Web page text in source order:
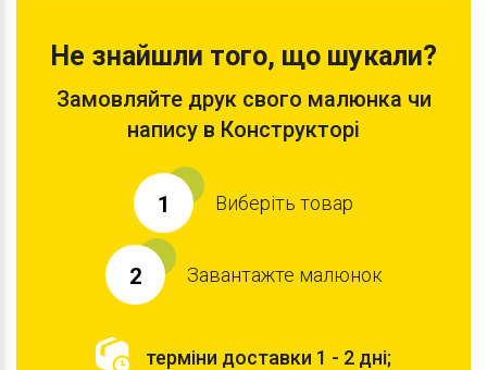
Не знайшли того, що шукали?
Замовляйте друк свого малюнка чи
напису в Конструкторі
1 Виберіть товар
2 Завантажте малюнок
терміни доставки 1 - 2 дні;